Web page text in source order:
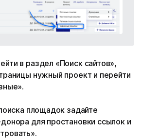
в раздел «Поиск сайтов»,
нужный проект и перейти
площадок задайте
для простановки ссылок и